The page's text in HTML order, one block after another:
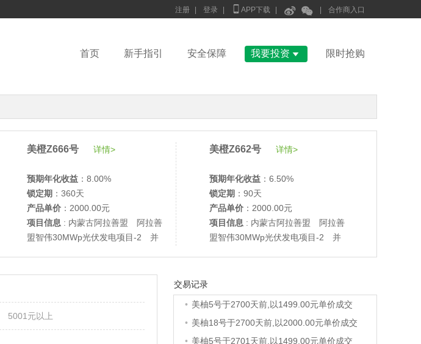
注册 登录  APP下载   合作商入口
首页 新手指引 安全保障 我要投资  限时抢购
美橙Z666号 详情>
预期年化收益 ：8.00%
锁定期 ：360天
产品单价 ：2000.00元
项目信息 : 内蒙古阿拉善盟 阿拉善
盟智伟30MWp光伏发电项目-2 并
美橙Z662号 详情>
预期年化收益 ：6.50%
锁定期 ：90天
产品单价 ：2000.00元
项目信息 : 内蒙古阿拉善盟 阿拉善
盟智伟30MWp光伏发电项目-2 并
5001元以上
交易记录
美柚27号于2686天前,以1995.00元单价成交
美柚6号于2688天前,以1200.00元单价成交
美柚40号于2688天前,以1200.00元单价成交
美柚36号于2689天前,以1200.00元单价成交
• 美柚8号于2697天前,以1495.00元单价成交
• 美柚5号于2700天前,以1499.00元单价成交
• 美柚18号于2700天前,以2000.00元单价成交
• 美柚5号于2701天前,以1499.00元单价成交